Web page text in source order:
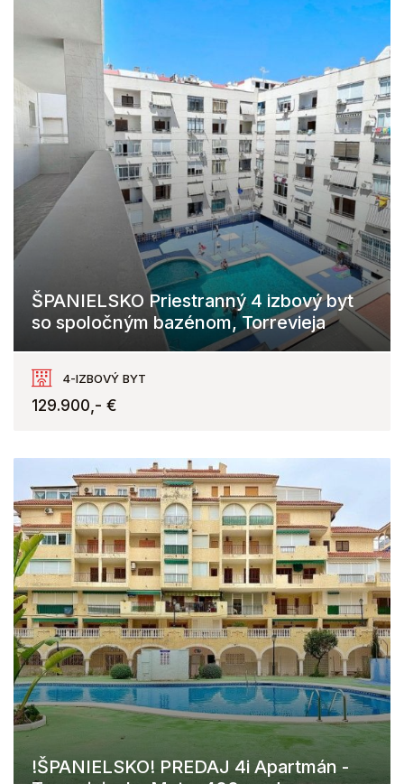
ŠPANIELSKO Priestranný 4 izbový byt
so spoločným bazénom, Torrevieja
Torrevieja
4-IZBOVÝ BYT
129.900,- €
!ŠPANIELSKO! PREDAJ 4i Apartmán -